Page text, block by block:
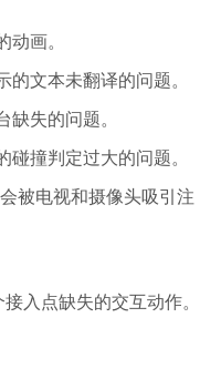
动画。
文本未翻译的问题。
缺失的问题。
撞判定过大的问题。
被电视和摄像头吸引注
入点缺失的交互动作。